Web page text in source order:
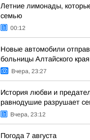
Летние лимонады,
семью
00:12
Новые автомобили
больницы Алтайского края
Вчера, 23:27
История любви и
равнодушие разрушает
Вчера, 23:12
Погода 7 августа